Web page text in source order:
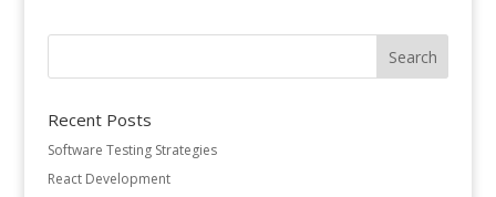
Recent Posts
Software Testing Strategies
React Development